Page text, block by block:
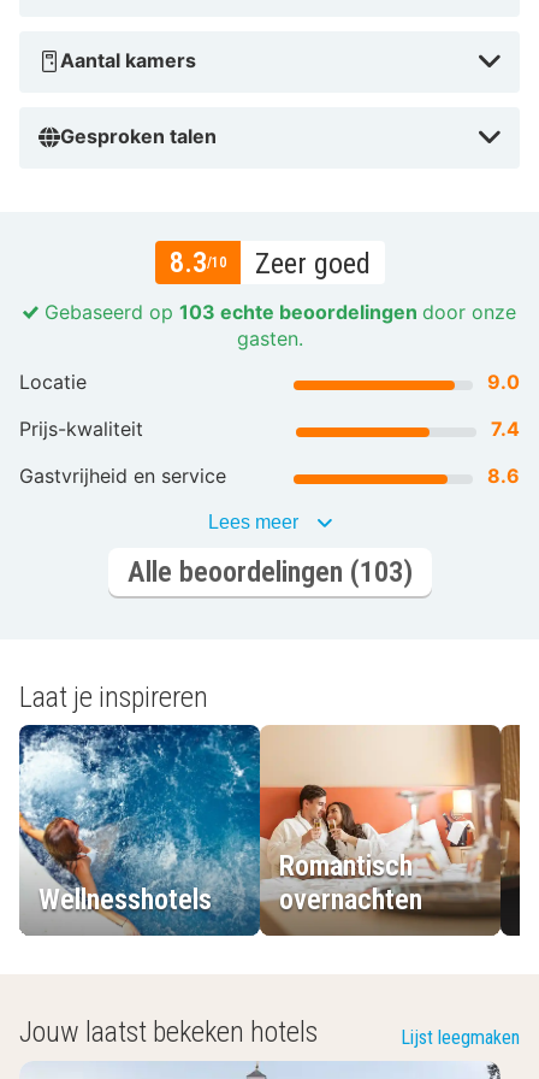
Aantal kamers
Gesproken talen
8.3/10 Zeer goed
Gebaseerd op 103 echte beoordelingen door onze
gasten.
Locatie
9.0
Prijs-kwaliteit
7.4
Gastvrijheid en service
8.6
Lees meer
Alle beoordelingen (103)
Laat je inspireren
Wellnesshotels
Romantisch
overnachten
Jouw laatst bekeken hotels Lijst leegmaken